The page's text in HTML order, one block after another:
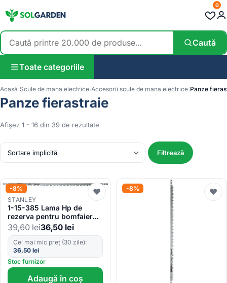
Caută
0
Toate categoriile
Acasă Scule de mana electrice Accesorii scule de mana electrice Panze
Panze fierastraie
Afișez 1 - 16 din 39 de rezultate
Filtrează
-8% ♥
STANLEY
1-15-385 Lama Hp de
rezerva pentru bomfaier
pentru lemn 610mm
Stanley
39,60lei36,50 lei
Cel mai mic preț (30 zile):
36,50 lei
Stoc furnizor
Adaugă în coș
-8% ♥